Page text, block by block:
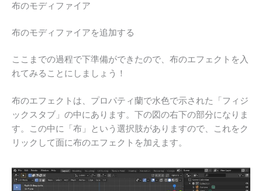
布のモディファイア
布のモディファイアを追加する
ここまでの過程で下準備ができたので、布のエフェクトを入
れてみることにしましょう！
布のエフェクトは、プロパティ蘭で水色で示された「フィジ
ックスタブ」の中にあります。下の図の右下の部分になりま
す。この中に「布」という選択肢がありますので、これをク
リックして面に布のエフェクトを加えます。